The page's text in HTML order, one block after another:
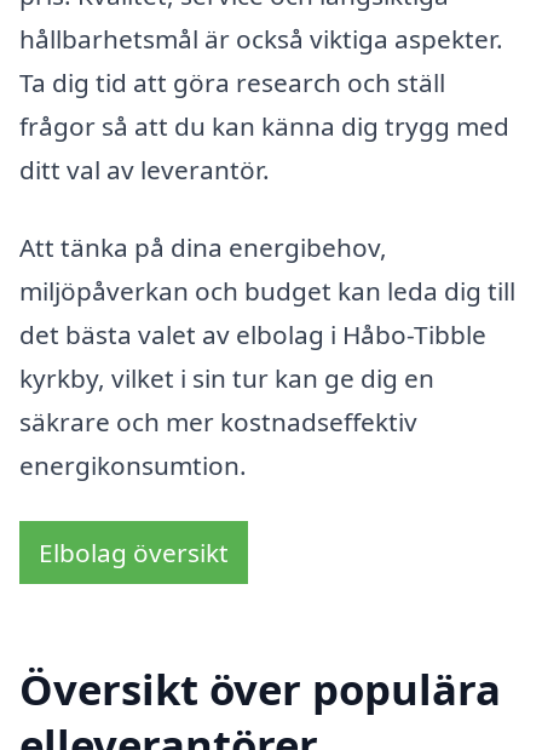
hållbarhetsmål är också viktiga aspekter.
Ta dig tid att göra research och ställ
frågor så att du kan känna dig trygg med
ditt val av leverantör.
Att tänka på dina energibehov,
miljöpåverkan och budget kan leda dig till
det bästa valet av elbolag i Håbo-Tibble
kyrkby, vilket i sin tur kan ge dig en
säkrare och mer kostnadseffektiv
energikonsumtion.
Elbolag översikt
Översikt över populära